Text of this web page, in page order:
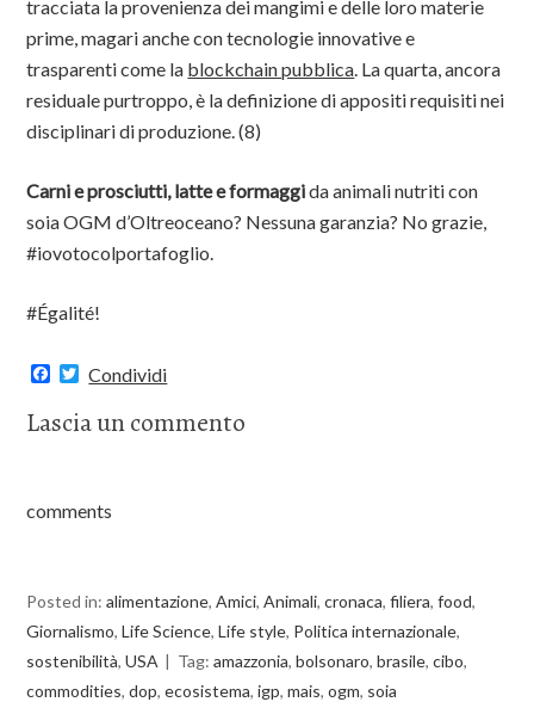
tracciata la provenienza dei mangimi e delle loro materie
prime, magari anche con tecnologie innovative e
trasparenti come la blockchain pubblica. La quarta, ancora
residuale purtroppo, è la definizione di appositi requisiti nei
disciplinari di produzione. (8)
Carni e prosciutti, latte e formaggida animali nutriti con
soia OGM d’Oltreoceano? Nessuna garanzia? No grazie,
#iovotocolportafoglio.
#Égalité!
F
e
k
T
w
t
Condividi
Lascia un commento
comments
Posted in:alimentazione,Amici,Animali,cronaca,filiera,food,
Giornalismo,Life Science,Life style, Politica internazionale,
sostenibilità,USA Tag:amazzonia,bolsonaro,brasile,cibo,
commodities,dop,ecosistema,igp,mais,ogm, soia